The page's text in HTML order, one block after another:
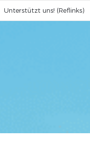
Unterstützt uns! (Reflinks)